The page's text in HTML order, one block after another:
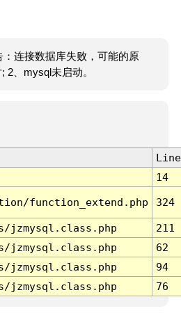
：连接数据库失败，可能的原
2、mysql未启动。
Line
14
function_extend.php 324
jzmysql.class.php
211
jzmysql.class.php
62
jzmysql.class.php
94
jzmysql.class.php 76